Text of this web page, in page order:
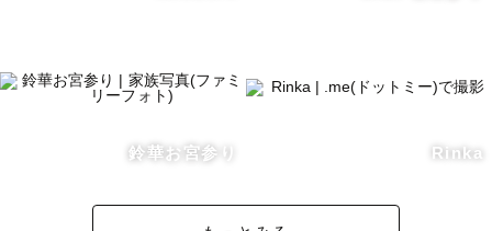
🔸当日、ドキドキしますか？？
様のペースで撮影します。
鈴華お宮参り Rinka